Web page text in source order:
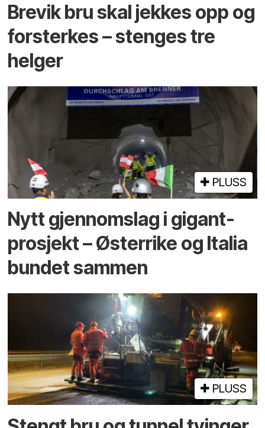
Brevik bru skal jekkes opp og
forsterkes – stenges tre
helger
PLUSS
Nytt gjennomslag i gigant­
prosjekt – Østerrike og Italia
bundet sammen
PLUSS